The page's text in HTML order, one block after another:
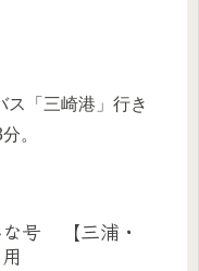
ス「三崎港」行き
。
号 【三浦・